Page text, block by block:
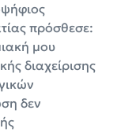
πρόσθεσε:
μου
διαχείρισης
δεν